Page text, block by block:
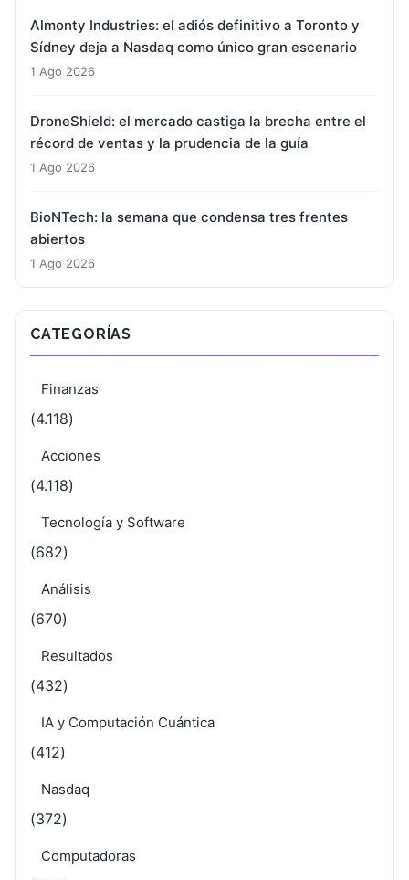
Almonty Industries: el adiós definitivo a Toronto y
Sídney deja a Nasdaq como único gran escenario
1 Ago 2026
DroneShield: el mercado castiga la brecha entre el
récord de ventas y la prudencia de la guía
1 Ago 2026
BioNTech: la semana que condensa tres frentes
abiertos
1 Ago 2026
CATEGORÍAS
Finanzas
(4.118)
Acciones
(4.118)
Tecnología y Software
(682)
Análisis
(670)
Resultados
(432)
IA y Computación Cuántica
(412)
Nasdaq
(372)
Computadoras